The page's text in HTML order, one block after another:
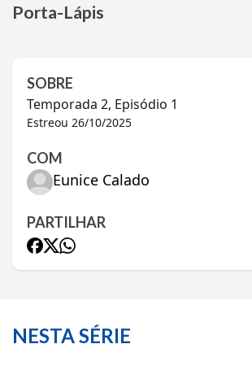
Porta-Lápis
SOBRE
Temporada 2, Episódio 1
Estreou 26/10/2025
COM
Eunice Calado
PARTILHAR
NESTA SÉRIE